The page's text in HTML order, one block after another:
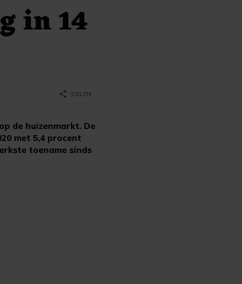
in 14
de huizenmarkt. De
met 5,4 procent
toename sinds
share DELEN